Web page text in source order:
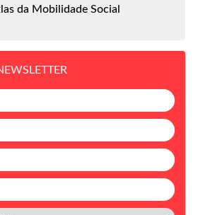
da Mobilidade Social